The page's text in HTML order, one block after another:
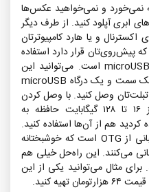
نمی‌خورد و نمی‌خواهید عکس‌ها
ابری آپلود کنید. از طرف دیگر
و یا هارد کامپیوترتان
پیش‌روی‌تان قرار دارد استفاده
است. می‌توانید این
محصولات را که یک درگاه USB در یک سمت و یک درگاه microUSB
وصل کنید. با وصل کردن
این حافظه‌های جانبی می‌توانید از ۱۶ تا ۱۲۸ گیگابایت حافظه به
هم از آن‌ها استفاده کنید.
تنها چیزی که به آن نیاز دارید پشتیبانی از OTG است که خوشبختانه
می‌کنند. این راه‌حل خیلی هم
مثال می‌توانید یکی از این
تهیه کنید.